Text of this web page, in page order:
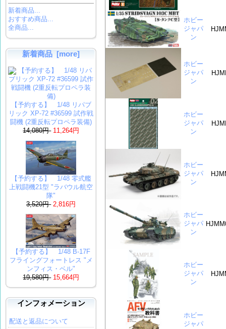
新着商品...
おすすめ商品...
全商品...
新着商品 [more]
【予約する】 1/48 リパブ
リック XP-72 #36599 試作戦
闘機 (2重反転プロペラ装備)
14,080円 11,264円
【予約する】 1/48 零式艦
上戦闘機21型 "ラバウル航空
隊"
3,520円 2,816円
【予約する】 1/48 B-17F
フライングフォートレス "メ
ンフィス・ベル"
19,580円 15,664円
インフォメーション
配送と返品について
ホビー
ジャパ
ン
ホビー
ジャパ
ン
ホビー
ジャパ
ン
ホビー
ジャパ
ン
ホビー
ジャパ
ン
ホビー
ジャパ
ン
ホビー
ジャパ